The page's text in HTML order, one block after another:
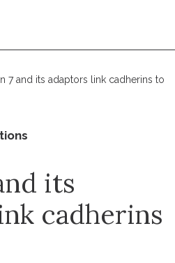
7 and its adaptors link cadherins to
its
cadherins